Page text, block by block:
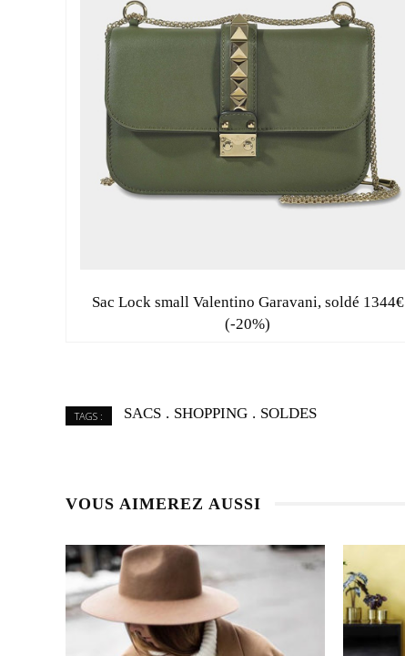
Sac Lock small Valentino Garavani, soldé 1344€
(-20%)
TAGS : SACS SHOPPING SOLDES
VOUS AIMEREZ AUSSI